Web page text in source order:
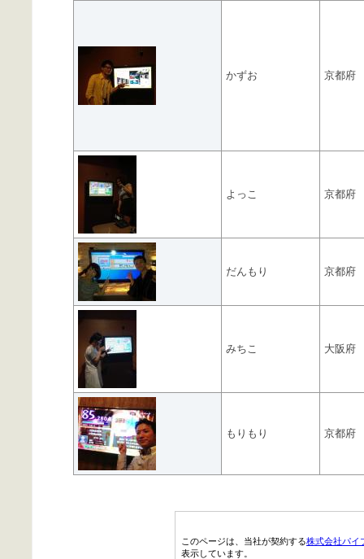
かずお 京都府
よっこ 京都府
だんもり 京都府
みちこ 大阪府
もりもり 京都府
このページは、当社が契約する株式会社パイ
表示しています。